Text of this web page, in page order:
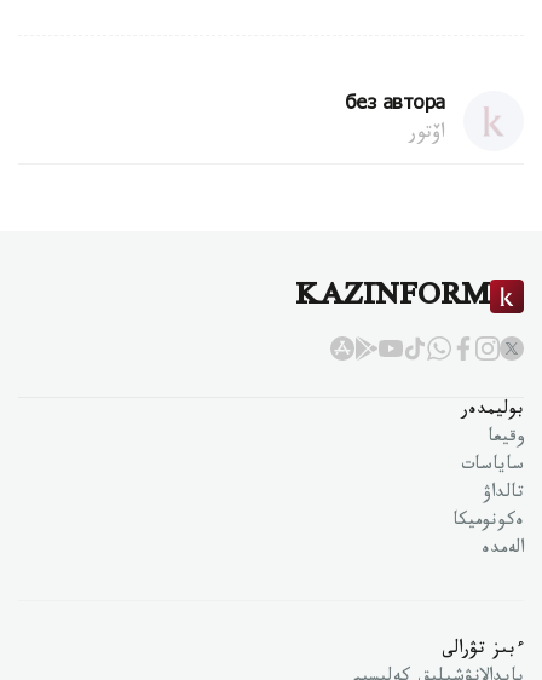
без автора
اۆتور
KAZINFORM
بوليمدەر
وقيعا
ساياسات
تالداۋ
ەكونوميكا
الەمدە
ءبىز تۋرالى